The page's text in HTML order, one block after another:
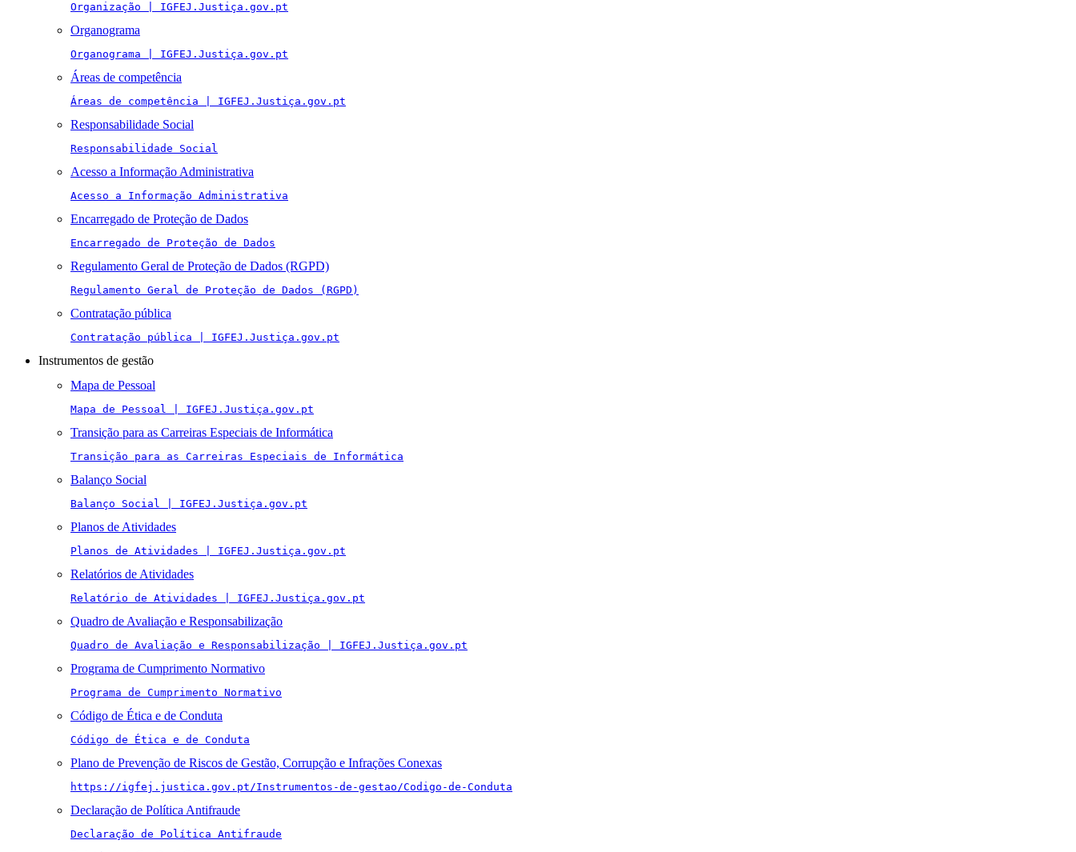
Organização | IGFEJ.Justiça.gov.pt
Organograma
Organograma | IGFEJ.Justiça.gov.pt
Áreas de competência
Áreas de competência | IGFEJ.Justiça.gov.pt
Responsabilidade Social
Responsabilidade Social
Acesso a Informação Administrativa
Acesso a Informação Administrativa
Encarregado de Proteção de Dados
Encarregado de Proteção de Dados
Regulamento Geral de Proteção de Dados (RGPD)
Regulamento Geral de Proteção de Dados (RGPD)
Contratação pública
Contratação pública | IGFEJ.Justiça.gov.pt
Instrumentos de gestão
Mapa de Pessoal
Mapa de Pessoal | IGFEJ.Justiça.gov.pt
Transição para as Carreiras Especiais de Informática
Transição para as Carreiras Especiais de Informática
Balanço Social
Balanço Social | IGFEJ.Justiça.gov.pt
Planos de Atividades
Planos de Atividades | IGFEJ.Justiça.gov.pt
Relatórios de Atividades
Relatório de Atividades | IGFEJ.Justiça.gov.pt
Quadro de Avaliação e Responsabilização
Quadro de Avaliação e Responsabilização | IGFEJ.Justiça.gov.pt
Programa de Cumprimento Normativo
Programa de Cumprimento Normativo
Código de Ética e de Conduta
Código de Ética e de Conduta
Plano de Prevenção de Riscos de Gestão, Corrupção e Infrações Conexas
https://igfej.justica.gov.pt/Instrumentos-de-gestao/Codigo-de-Conduta
Declaração de Política Antifraude
Declaração de Política Antifraude